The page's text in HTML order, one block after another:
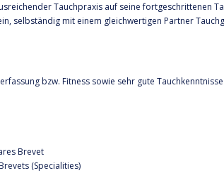
Tauchpraxis auf seine fortgeschrittenen
selbständig mit einem gleichwertigen Partner
bzw. Fitness sowie sehr gute
Brevet
(Specialities)